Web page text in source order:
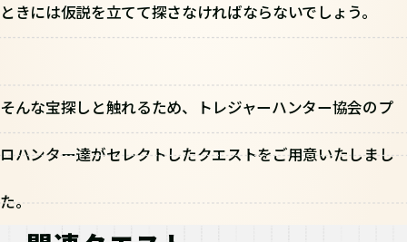
ときには仮説を立てて探さなければならないでしょう。
そんな宝探しと触れるため、トレジャーハンター協会のプ
ロハンター達がセレクトしたクエストをご用意いたしまし
た。